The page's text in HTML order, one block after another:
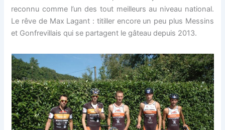
reconnu comme l’un des tout meilleurs au niveau national.
Le rêve de Max Lagant : titiller encore un peu plus Messins
et Gonfrevillais qui se partagent le gâteau depuis 2013.